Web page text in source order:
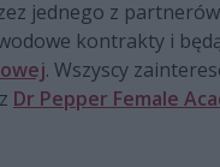
jednego z
kontrakty i
. Wszyscy
Dr Pepper Female